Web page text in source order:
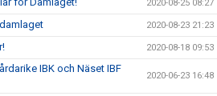
2020-08-25 08:27
2020-08-23 21:23
2020-08-18 09:53
IBK och Näset IBF
2020-06-23 16:48